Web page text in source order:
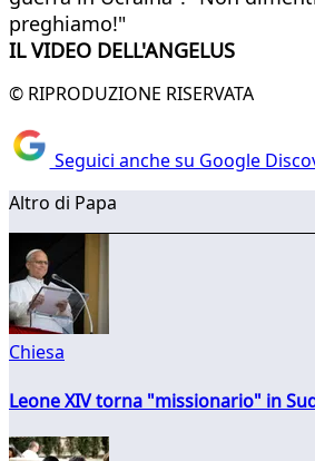
preghiamo!"
IL VIDEO DELL'ANGELUS
© RIPRODUZIONE RISERVATA
Seguici anche su Google
Altro di Papa
Chiesa
Leone XIV torna "missionario" in